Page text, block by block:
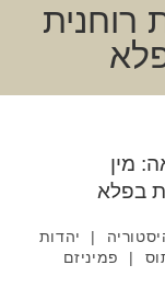
רוחנית
|
יהדות
|
פמיניזם